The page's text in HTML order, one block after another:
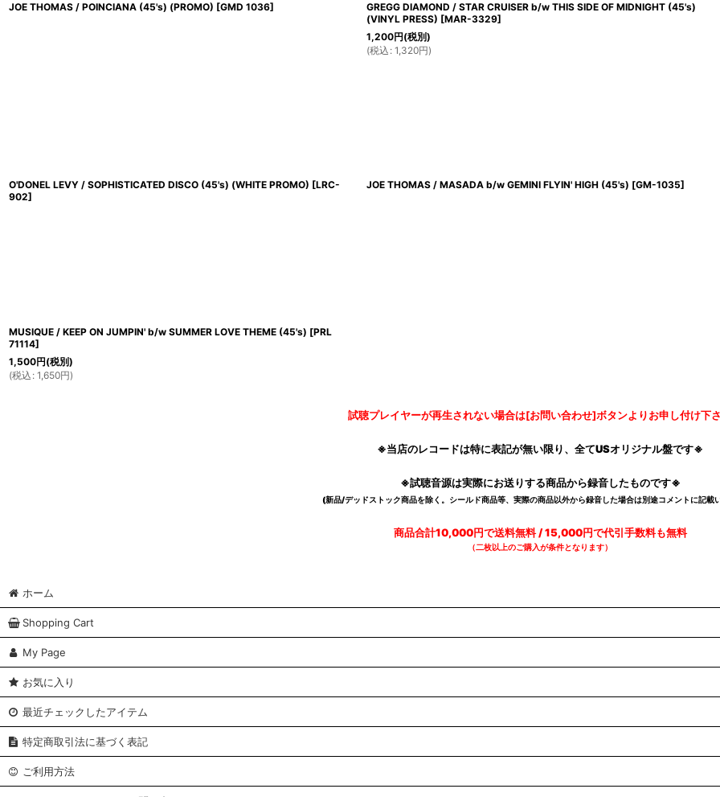
JOE THOMAS / POINCIANA (45's) (PROMO) [GMD 1036]
GREGG DIAMOND / STAR CRUISER b/w THIS SIDE OF MIDNIGHT (45's)
(VINYL PRESS) [MAR-3329]
1,200円(税別)
(税込 : 1,320円)
O'DONEL LEVY / SOPHISTICATED DISCO (45's) (WHITE PROMO) [LRC-
902]
JOE THOMAS / MASADA b/w GEMINI FLYIN' HIGH (45's) [GM-1035]
MUSIQUE / KEEP ON JUMPIN' b/w SUMMER LOVE THEME (45's) [PRL
71114]
1,500円(税別)
(税込 : 1,650円)
試聴プレイヤーが再生されない場合は[お問い合わせ]ボタンよりお申し付け下
※当店のレコードは特に表記が無い限り、全てUSオリジナル盤です※
※試聴音源は実際にお送りする商品から録音したものです※
(新品/デッドストック商品を除く。シールド商品等、実際の商品以外から録音した場合は別途コメントに記載
商品合計10,000円で送料無料 / 15,000円で代引手数料も無料
（二枚以上のご購入が条件となります）
ホーム
Shopping Cart
My Page
お気に入り
最近チェックしたアイテム
特定商取引法に基づく表記
ご利用方法